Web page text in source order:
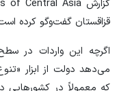
گزارش of Central Asia
قزاقستان گفت‌و‌گو کرده
اگرچه این واردات در
می‌دهد دولت از ابزار
که معمولاً در کشور‌هایی